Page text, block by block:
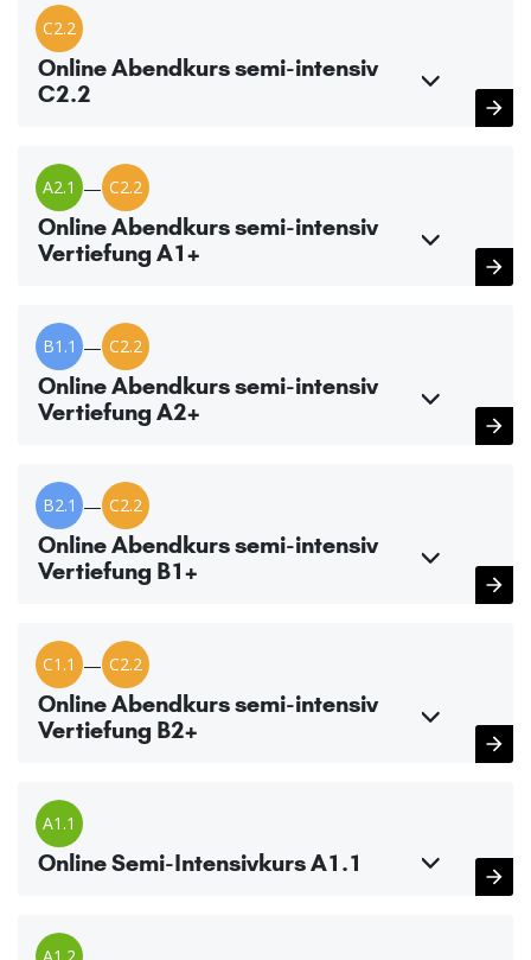
C2.2
Online Abendkurs semi-intensiv
C2.2
A2.1 — C2.2
Online Abendkurs semi-intensiv
Vertiefung A1+
B1.1 — C2.2
Online Abendkurs semi-intensiv
Vertiefung A2+
B2.1 — C2.2
Online Abendkurs semi-intensiv
Vertiefung B1+
C1.1 — C2.2
Online Abendkurs semi-intensiv
Vertiefung B2+
A1.1
Online Semi-Intensivkurs A1.1